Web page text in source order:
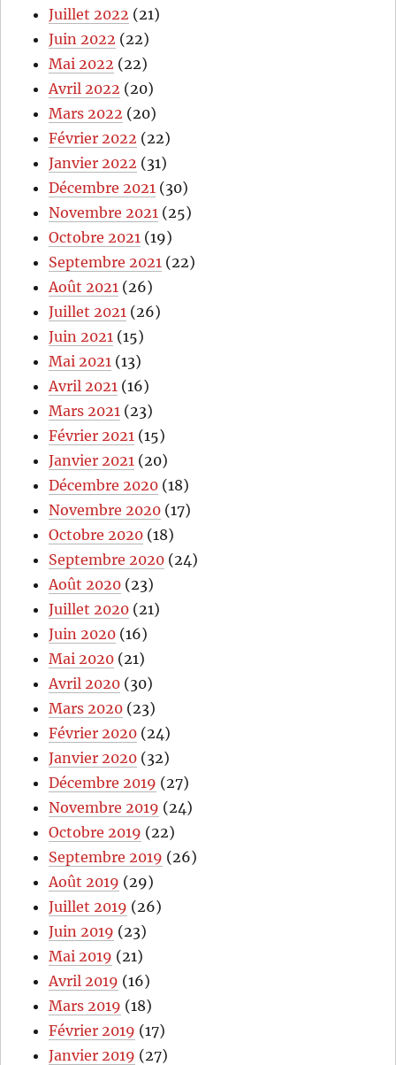
Juillet 2022 (21)
Juin 2022 (22)
Mai 2022 (22)
Avril 2022 (20)
Mars 2022 (20)
Février 2022 (22)
Janvier 2022 (31)
Décembre 2021 (30)
Novembre 2021 (25)
Octobre 2021 (19)
Septembre 2021 (22)
Août 2021 (26)
Juillet 2021 (26)
Juin 2021 (15)
Mai 2021 (13)
Avril 2021 (16)
Mars 2021 (23)
Février 2021 (15)
Janvier 2021 (20)
Décembre 2020 (18)
Novembre 2020 (17)
Octobre 2020 (18)
Septembre 2020 (24)
Août 2020 (23)
Juillet 2020 (21)
Juin 2020 (16)
Mai 2020 (21)
Avril 2020 (30)
Mars 2020 (23)
Février 2020 (24)
Janvier 2020 (32)
Décembre 2019 (27)
Novembre 2019 (24)
Octobre 2019 (22)
Septembre 2019 (26)
Août 2019 (29)
Juillet 2019 (26)
Juin 2019 (23)
Mai 2019 (21)
Avril 2019 (16)
Mars 2019 (18)
Février 2019 (17)
Janvier 2019 (27)